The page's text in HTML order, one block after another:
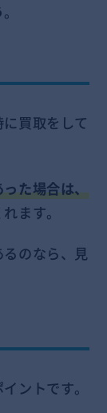
買取をして
た場合は、
ます。
のなら、見
ントです。